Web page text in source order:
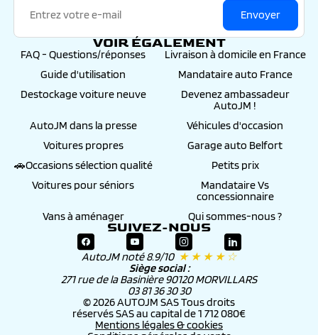
Envoyer
VOIR ÉGALEMENT
FAQ - Questions/réponses
Livraison à domicile en France
Guide d'utilisation
Mandataire auto France
Destockage voiture neuve
Devenez ambassadeur
AutoJM !
AutoJM dans la presse
Véhicules d'occasion
Voitures propres
Garage auto Belfort
🚗Occasions sélection qualité
Petits prix
Voitures pour séniors
Mandataire Vs
concessionnaire
Vans à aménager
Qui sommes-nous ?
SUIVEZ-NOUS
AutoJM noté 8.9/10 ★ ★ ★ ★ ☆
Siège social :
271 rue de la Basinière 90120 MORVILLARS
03 81 36 30 30
© 2026 AUTOJM SAS Tous droits
réservés SAS au capital de 1 712 080€
Mentions légales & cookies